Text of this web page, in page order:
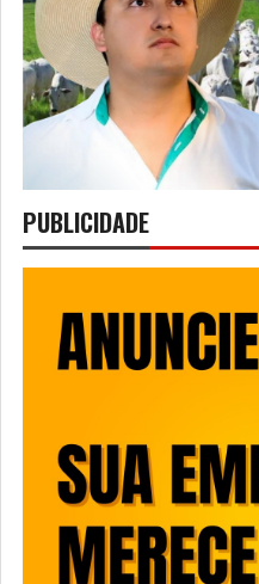
PUBLICIDADE